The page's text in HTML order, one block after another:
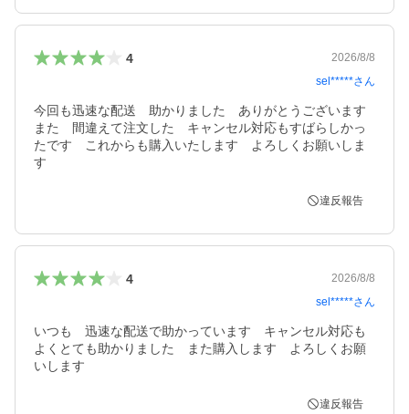
4
2026/8/8
sel*****さん
今回も迅速な配送　助かりました　ありがとうございます
また　間違えて注文した　キャンセル対応もすばらしかっ
たです　これからも購入いたします　よろしくお願いしま
す
違反報告
4
2026/8/8
sel*****さん
いつも　迅速な配送で助かっています　キャンセル対応も
よくとても助かりました　また購入します　よろしくお願
いします
違反報告